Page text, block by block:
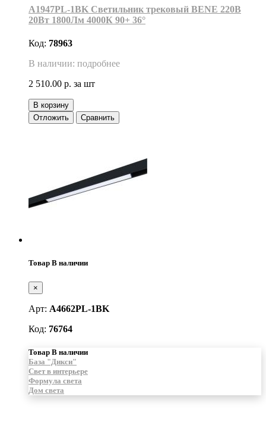
A1947PL-1BK Светильник трековый BENE 220В
20Вт 1800Лм 4000К 90+ 36°
Код: 78963
В наличии: подробнее
2 510.00 р. за шт
В корзину
Отложить
Сравнить
Товар В наличии
×
Арт: A4662PL-1BK
Код: 76764
Товар В наличии
База "Дикси"
Свет в интерьере
Формула света
Дом света